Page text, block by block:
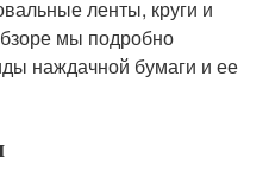
ленты, круги и
мы подробно
наждачной бумаги и ее